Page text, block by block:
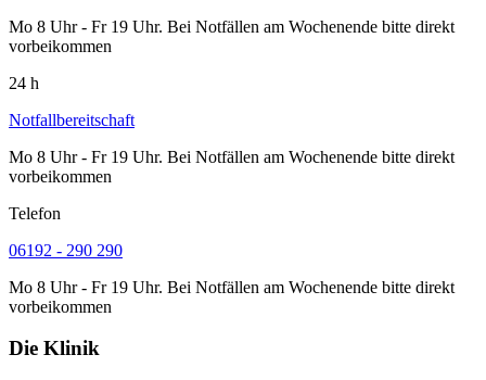
Mo 8 Uhr - Fr 19 Uhr. Bei Notfällen am Wochenende bitte direkt
vorbeikommen
24 h
Notfallbereitschaft
Mo 8 Uhr - Fr 19 Uhr. Bei Notfällen am Wochenende bitte direkt
vorbeikommen
Telefon
06192 - 290 290
Mo 8 Uhr - Fr 19 Uhr. Bei Notfällen am Wochenende bitte direkt
vorbeikommen
Die Klinik